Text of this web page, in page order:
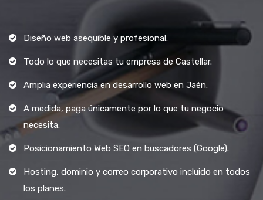
Diseño web asequible y profesional.
Todo lo que necesitas tu empresa de Castellar.
Amplia experiencia en desarrollo web en Jaén.
A medida, paga únicamente por lo que tu negocio
necesita.
Posicionamiento Web SEO en buscadores (Google).
Hosting, dominio y correo corporativo incluido en todos
los planes.